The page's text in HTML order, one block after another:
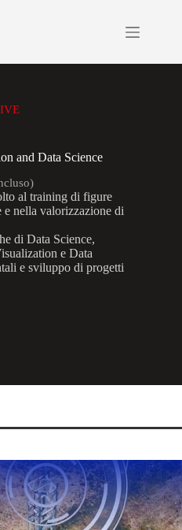
and Data Science
al training di figure
e nella valorizzazione di
di Data Science,
e Data
e sviluppo di progetti